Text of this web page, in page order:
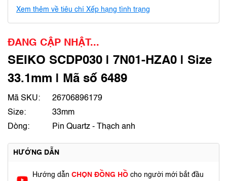
Xem thêm về tiêu chí Xếp hạng tình trạng
ĐANG CẬP NHẬT...
SEIKO SCDP030 | 7N01-HZA0 | Size
33.1mm | Mã số 6489
Mã SKU:
26706896179
Size:
33mm
Dòng:
Pin Quartz - Thạch anh
HƯỚNG DẪN
Hướng dẫn CHỌN ĐỒNG HỒ cho người mới bắt đầu